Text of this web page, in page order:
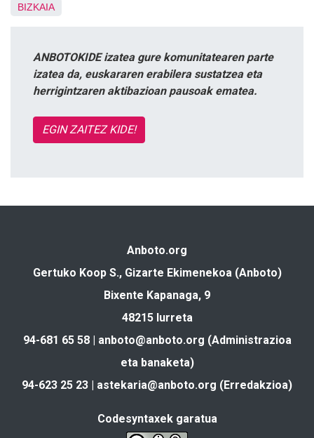
BIZKAIA
ANBOTOKIDE izatea gure komunitatearen parte
izatea da, euskararen erabilera sustatzea eta
herrigintzaren aktibazioan pausoak ematea.
EGIN ZAITEZ KIDE!
Anboto.org
Gertuko Koop S., Gizarte Ekimenekoa (Anboto)
Bixente Kapanaga, 9
48215 Iurreta
94-681 65 58 | anboto@anboto.org (Administrazioa
eta banaketa)
94-623 25 23 | astekaria@anboto.org (Erredakzioa)
Codesyntaxek garatua